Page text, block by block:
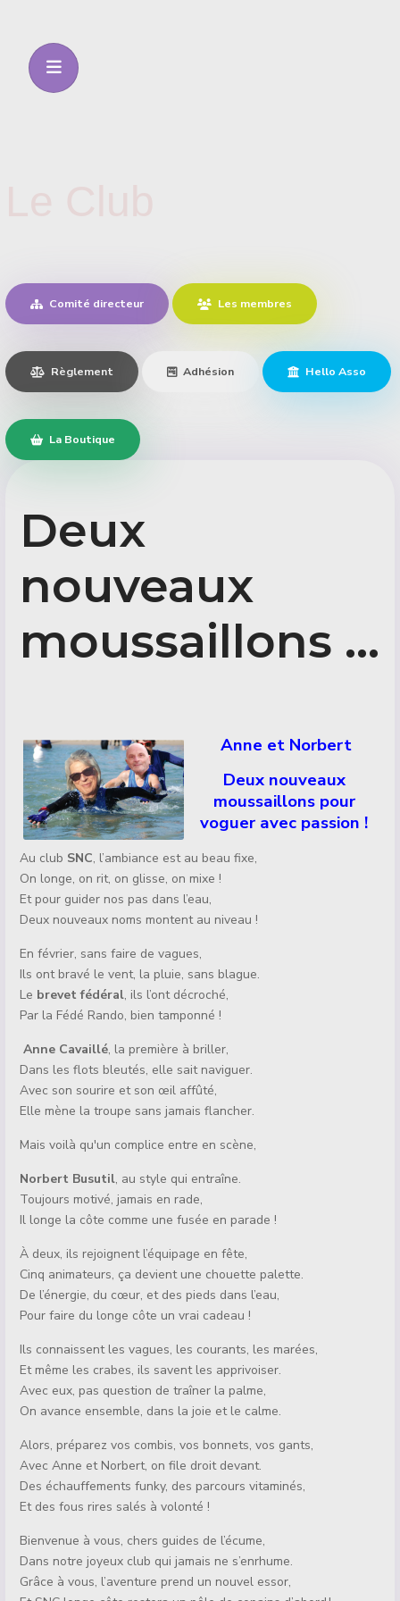
Comité directeur Les membres
Règlement Adhésion Hello Asso
La Boutique
Deux
nouveaux
moussaillons ...
Anne et Norbert
Deux nouveaux
moussaillons pour
voguer avec passion !
Au club SNC, l’ambiance est au beau fixe,
On longe, on rit, on glisse, on mixe !
Et pour guider nos pas dans l’eau,
Deux nouveaux noms montent au niveau !
En février, sans faire de vagues,
Ils ont bravé le vent, la pluie, sans blague.
Le brevet fédéral, ils l’ont décroché,
Par la Fédé Rando, bien tamponné !
Anne Cavaillé, la première à briller,
Dans les flots bleutés, elle sait naviguer.
Avec son sourire et son œil affûté,
Elle mène la troupe sans jamais flancher.
Mais voilà qu'un complice entre en scène,
Norbert Busutil, au style qui entraîne.
Toujours motivé, jamais en rade,
Il longe la côte comme une fusée en parade !
À deux, ils rejoignent l’équipage en fête,
Cinq animateurs, ça devient une chouette palette.
De l’énergie, du cœur, et des pieds dans l’eau,
Pour faire du longe côte un vrai cadeau !
Ils connaissent les vagues, les courants, les marées,
Et même les crabes, ils savent les apprivoiser.
Avec eux, pas question de traîner la palme,
On avance ensemble, dans la joie et le calme.
Alors, préparez vos combis, vos bonnets, vos gants,
Avec Anne et Norbert, on file droit devant.
Des échauffements funky, des parcours vitaminés,
Et des fous rires salés à volonté !
Bienvenue à vous, chers guides de l’écume,
Dans notre joyeux club qui jamais ne s’enrhume.
Grâce à vous, l’aventure prend un nouvel essor,